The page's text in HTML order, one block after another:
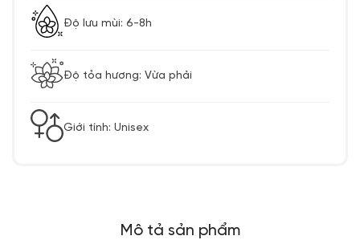
Độ lưu mùi: 6-8h
Độ tỏa hương: Vừa phải
Giới tính: Unisex
Mô tả sản phẩm